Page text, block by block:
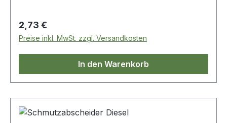
Regulärer Preis:
2,73 €
Preise inkl. MwSt. zzgl. Versandkosten
In den Warenkorb